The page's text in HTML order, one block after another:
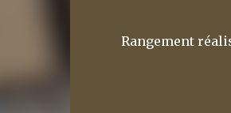
Rangement